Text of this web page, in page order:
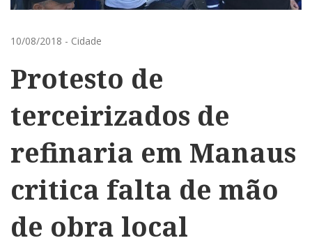
10/08/2018 - Cidade
Protesto de
terceirizados de
refinaria em Manaus
critica falta de mão
de obra local